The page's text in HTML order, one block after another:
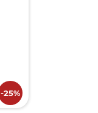
-25%